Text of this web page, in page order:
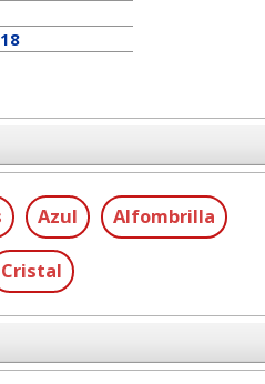
Azul Alfombrilla
Cristal